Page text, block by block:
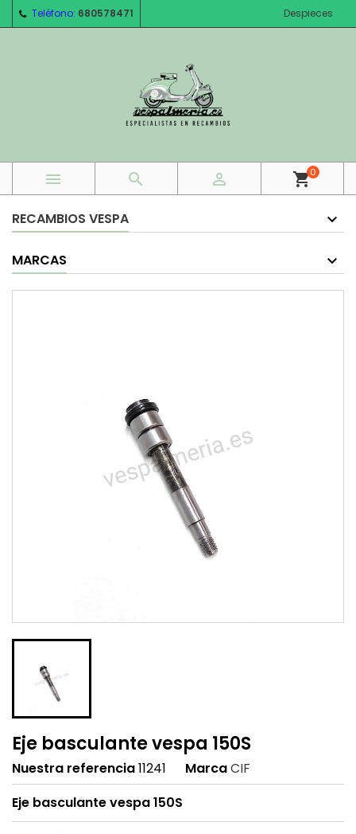
Teléfono: 680578471 Despieces
   shopping_cart0
RECAMBIOS VESPA
MARCAS
Eje basculante vespa 150S
Nuestra referencia11241 MarcaCIF
Eje basculante vespa 150S